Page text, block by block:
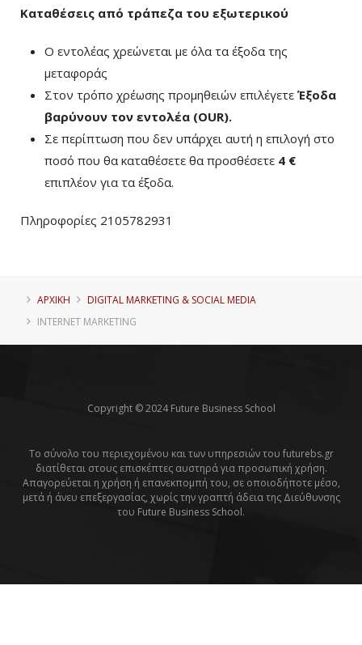
Καταθέσεις από τράπεζα του εξωτερικού
Ο εντολέας χρεώνεται με όλα τα έξοδα της
μεταφοράς
Στον τρόπο χρέωσης προμηθειών επιλέγετε Έξοδα
βαρύνουν τον εντολέα (ΟUR).
Σε περίπτωση που δεν υπάρχει αυτή η επιλογή στο
ποσό που θα καταθέσετε θα προσθέσετε 4 €
επιπλέον για τα έξοδα.
Πληροφορίες 2105782931
ΑΡΧΙΚΗ
DIGITAL MARKETING & SOCIAL MEDIA
INTERNET MARKETING
Copyright © 2024 Future Business School
Το σύνολο του περιεχομένου και των υπηρεσιών του futurebs.gr
διατίθεται στους επισκέπτες αυστηρά για προσωπική χρήση.
Απαγορεύεται η χρήση ή επανεκπομπή του, σε οποιοδήποτε μέσο,
μετά ή άνευ επεξεργασίας, χωρίς την γραπτή άδεια της Διεύθυνσης
του Future Business School.